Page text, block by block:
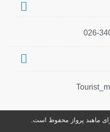
ماهبد پرواز محفوظ است.